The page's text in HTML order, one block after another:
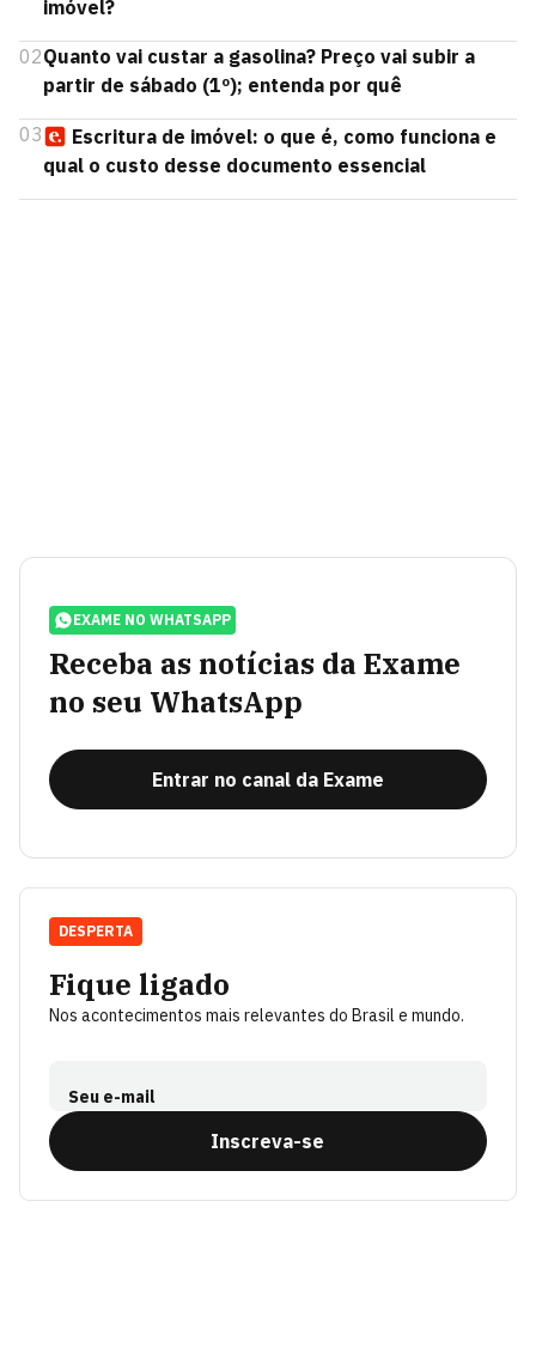
imóvel?
02Quanto vai custar a gasolina? Preço vai subir a
partir de sábado (1º); entenda por quê
03
Escritura de imóvel: o que é, como funciona e
qual o custo desse documento essencial
EXAME NO WHATSAPP
Receba as notícias da Exame
no seu WhatsApp
Entrar no canal da Exame
Fique ligado
Nos acontecimentos mais relevantes do Brasil e mundo.
Seu e-mail
Inscreva-se
DESPERTA